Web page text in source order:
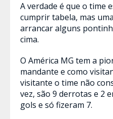
A verdade é que o time
cumprir tabela, mas
arrancar alguns
cima.
O América MG tem a
mandante e como
visitante o time não
vez, são 9 derrotas e 2
gols e só fizeram 7.